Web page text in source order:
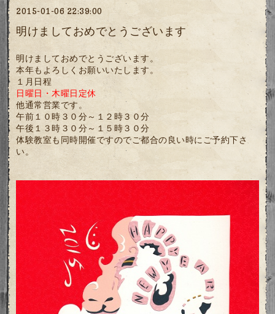
2015-01-06 22:39:00
明けましておめでとうございます
明けましておめでとうございます。
本年もよろしくお願いいたします。
１月日程
日曜日・木曜日定休
他通常営業です。
午前１０時３０分～１２時３０分
午後１３時３０分～１５時３０分
体験教室も同時開催ですのでご都合の良い時にご予約下さ
い。